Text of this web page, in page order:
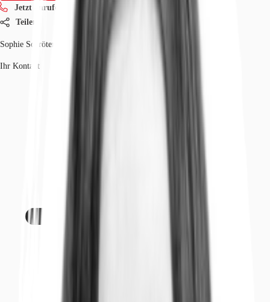
Jetzt anrufen
Teilen
Sophie Schröter
Ihr Kontakt